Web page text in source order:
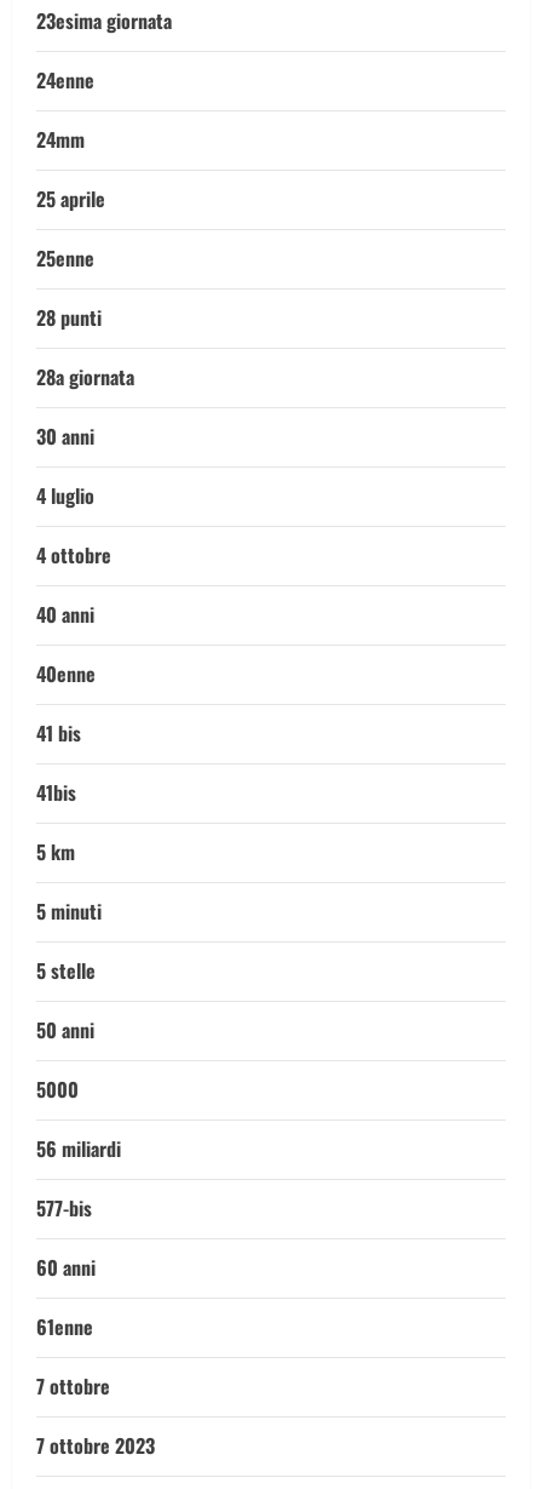
23esima giornata
24enne
24mm
25 aprile
25enne
28 punti
28a giornata
30 anni
4 luglio
4 ottobre
40 anni
40enne
41 bis
41bis
5 km
5 minuti
5 stelle
50 anni
5000
56 miliardi
577-bis
60 anni
61enne
7 ottobre
7 ottobre 2023